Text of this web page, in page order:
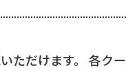
だけます。 各ク